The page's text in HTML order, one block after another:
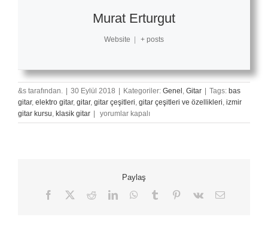
Murat Erturgut
Website + posts
&s tarafından. 30 Eylül 2018 Kategoriler: Genel , Gitar Tags: bas
gitar, elektro gitar, gitar, gitar çeşitleri, gitar çeşitleri ve özellikleri, izmir
gitar kursu, klasik gitar
Gitar
Çeşitleri
yorumlar kapalı
Paylaş
Facebook RedditLinkedInWhatsApp
Tumblr Pinterest
Vk
E-